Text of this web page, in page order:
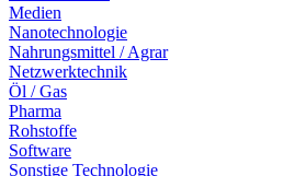
Medien
Nanotechnologie
Nahrungsmittel / Agrar
Netzwerktechnik
Öl / Gas
Pharma
Rohstoffe
Software
Sonstige Technologie